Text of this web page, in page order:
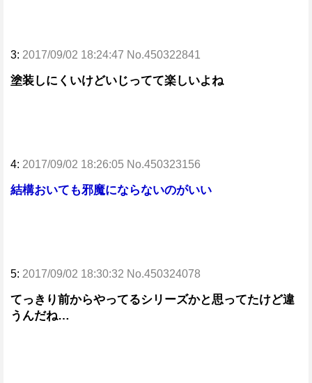
3: 2017/09/02 18:24:47 No.450322841
塗装しにくいけどいじってて楽しいよね
4: 2017/09/02 18:26:05 No.450323156
結構おいても邪魔にならないのがいい
5: 2017/09/02 18:30:32 No.450324078
てっきり前からやってるシリーズかと思ってたけど違
うんだね…